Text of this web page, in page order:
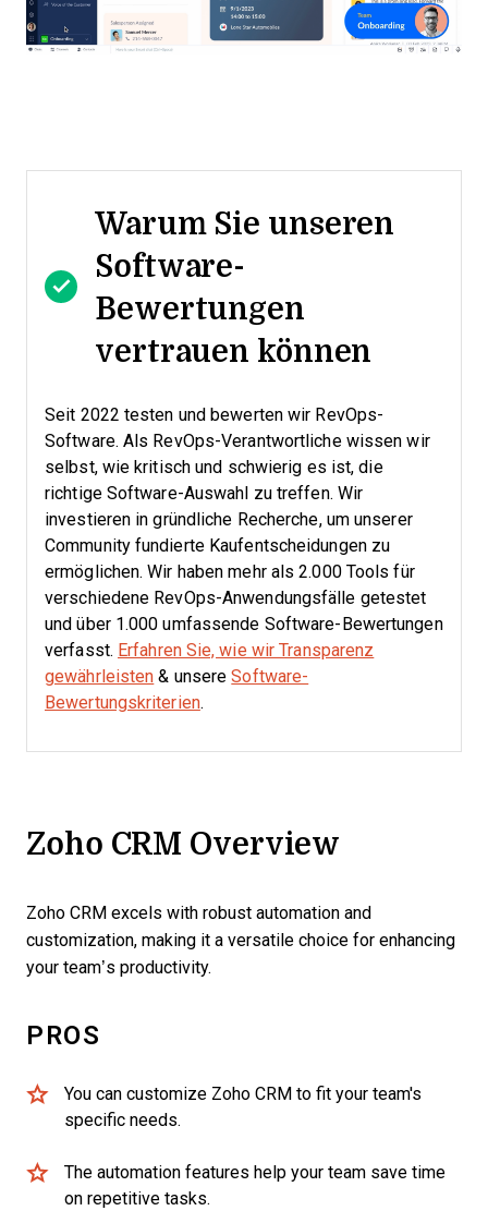
Warum Sie unseren
Software-
Bewertungen
vertrauen können
Seit 2022 testen und bewerten wir RevOps-
Software. Als RevOps-Verantwortliche wissen wir
selbst, wie kritisch und schwierig es ist, die
richtige Software-Auswahl zu treffen. Wir
investieren in gründliche Recherche, um unserer
Community fundierte Kaufentscheidungen zu
ermöglichen. Wir haben mehr als 2.000 Tools für
verschiedene RevOps-Anwendungsfälle getestet
und über 1.000 umfassende Software-Bewertungen
verfasst. Erfahren Sie, wie wir Transparenz
gewährleisten & unsereSoftware-
Bewertungskriterien.
Zoho CRM Overview
Zoho CRM excels with robust automation and
customization, making it a versatile choice for enhancing
your team’s productivity.
PROS
You can customize Zoho CRM to fit your team's
specific needs.
The automation features help your team save time
on repetitive tasks.